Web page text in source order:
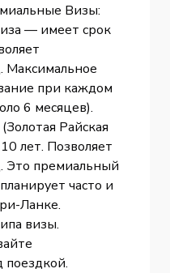
Визы:
— имеет срок
Максимальное
при каждом
6 месяцев).
Райская
лет. Позволяет
Это премиальный
часто и
Ланке.
визы.
поездкой.